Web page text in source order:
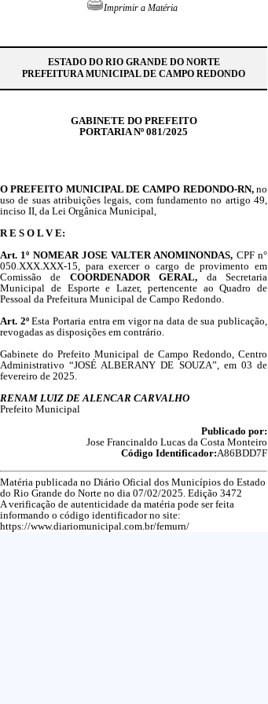
Imprimir a Matéria
ESTADO DO RIO GRANDE DO NORTE
PREFEITURA MUNICIPAL DE CAMPO REDONDO
GABINETE DO PREFEITO
PORTARIA Nº 081/2025
O PREFEITO MUNICIPAL DE CAMPO REDONDO-RN,no
uso de suas atribuições legais, com fundamento no artigo 49,
inciso II, da Lei Orgânica Municipal,
R E S O L V E:
Art. 1º NOMEAR JOSE VALTER ANOMINONDAS, CPF n°
050.XXX.XXX-15,
para exercer o cargo de provimento em
Comissão de COORDENADOR GERAL, da Secretaria
Municipal de Esporte e Lazer, pertencente ao Quadro de
Pessoal da Prefeitura Municipal de Campo Redondo.
Art. 2ºEsta Portaria entra em vigor na data de sua publicação,
revogadas as disposições em contrário.
Gabinete do Prefeito Municipal de Campo Redondo, Centro
Administrativo “JOSÉ ALBERANY DE SOUZA”, em 03 de
fevereiro de 2025.
RENAM LUIZ DE ALENCAR CARVALHO
Prefeito Municipal
Publicado por:
Jose Francinaldo Lucas da Costa Monteiro
Código Identificador:A86BDD7F
Matéria publicada no Diário Oficial dos Municípios do Estado
do Rio Grande do Norte no dia 07/02/2025. Edição 3472
A verificação de autenticidade da matéria pode ser feita
informando o código identificador no site:
https://www.diariomunicipal.com.br/femurn/